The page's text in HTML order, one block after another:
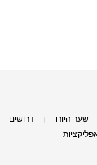
שער היורו דרושים